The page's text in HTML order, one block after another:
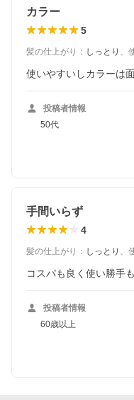
カラー
5
髪の仕上がり ： しっとり 、
投稿者情報
50代
手間いらず
4
髪の仕上がり ： しっとり 、
投稿者情報
60歳以上